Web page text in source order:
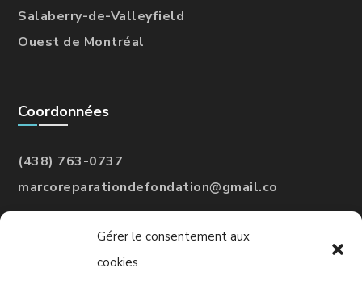
Gérer le consentement aux
cookies
Salaberry-de-Valleyfield
Ouest de Montréal
Coordonnées
(438) 763-0737
marcoreparationdefondation@gmail.co
m
: 5775-3246-01